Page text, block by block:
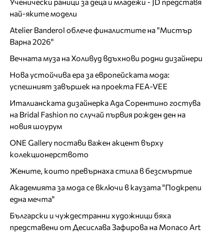
най-яките модели
Atelier Banderol облече финалистите на "Мистър
Варна 2026"
Вечната муза на Холивуд вдъхнови родни дизайнери
Нова устойчива ера за европейската мода:
успешният завършек на проекта FEA-VEE
Италианската дизайнерка Ада Сорентино гостува
на Bridal Fashion по случай първия рожден ден на
новия шоурум
ONE Gallery постави важен акцент върху
колекционерството
Жените, които превърнаха стила в безсмъртие
Академията за мода се включи в каузата "Подкрепи
една мечта"
Български и чуждестранни художници бяха
представени от Десислава Зафирова на Monaco Art